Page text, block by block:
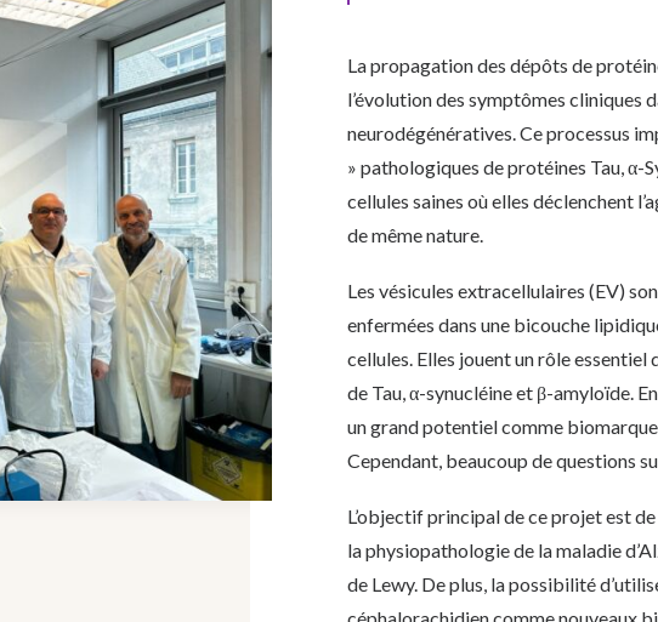
La propagation des dépôts de
l’évolution des symptômes cliniques
neurodégénératives. Ce processus
» pathologiques de protéines Tau, α-
cellules saines où elles déclenchent
de même nature.
Les vésicules extracellulaires (EV)
enfermées dans une bicouche
cellules. Elles jouent un rôle essentiel
de Tau, α-synucléine et β-amyloïde.
un grand potentiel comme
Cependant, beaucoup de questions
L’objectif principal de ce projet est
la physiopathologiede la maladie
de Lewy. De plus, la possibilité